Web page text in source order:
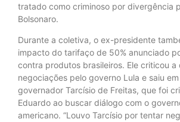
tratado como criminoso por divergência
Bolsonaro.
Durante a coletiva, o ex-presidente
impacto do tarifaço de 50% anunciado
contra produtos brasileiros. Ele criticou a
negociações pelo governo Lula e saiu
governador Tarcísio de Freitas, que foi
Eduardo ao buscar diálogo com o
americano. “Louvo Tarcísio por tentar